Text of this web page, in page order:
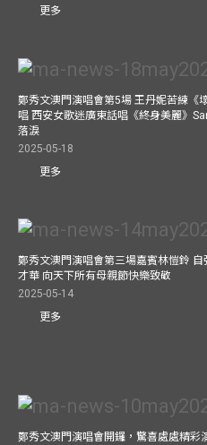
更多
鄭秀文澳門演唱會第5場 王丹妮苦練《
唱 西安女歌迷廣東話唱《終身美麗》
落淚
2025-05-18
更多
鄭秀文澳門演唱會第三場嘉賓林愷鈴 自
才華 向天下所有母親節快樂致敬
2025-05-14
更多
鄭秀文澳門演唱會開鑼，驚喜處處精彩